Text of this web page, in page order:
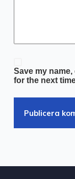
Save my
for the next
Publicera